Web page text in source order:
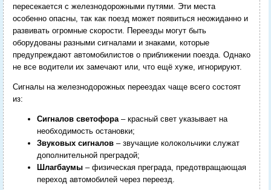
пересекается с железнодорожными путями. Эти места
особенно опасны, так как поезд может появиться неожиданно и
развивать огромные скорости. Переезды могут быть
оборудованы разными сигналами и знаками, которые
предупреждают автомобилистов о приближении поезда. Однако
не все водители их замечают или, что ещё хуже, игнорируют.
Сигналы на железнодорожных переездах чаще всего состоят
из:
Сигналов светофора– красный свет указывает на
необходимость остановки;
Звуковых сигналов– звучащие колокольчики служат
дополнительной преградой;
Шлагбаумы– физическая преграда, предотвращающая
переход автомобилей через переезд.